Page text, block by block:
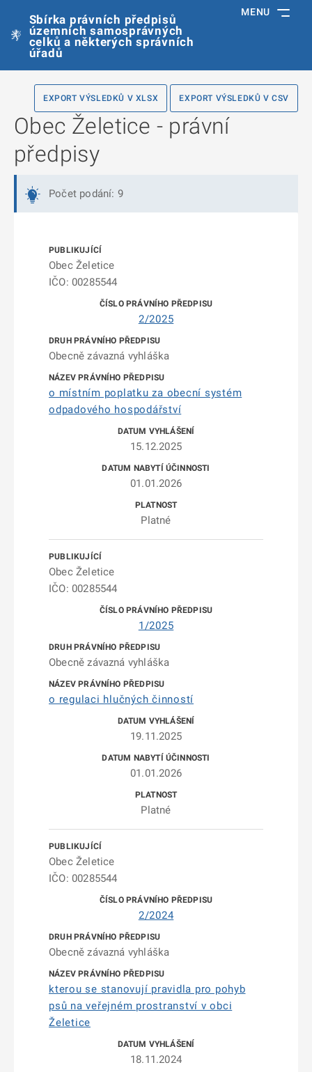
Sbírka právních předpisů
územních samosprávných
celků a některých správních
úřadů
MENU
EXPORT VÝSLEDKŮ V XLSX EXPORT VÝSLEDKŮ V CSV
Obec Želetice - právní
předpisy
Počet podání: 9
Obec Želetice
IČO: 00285544
2/2025
Obecně závazná vyhláška
o místním poplatku za obecní systém
odpadového hospodářství
15.12.2025
01.01.2026
Platné
Obec Želetice
IČO: 00285544
1/2025
Obecně závazná vyhláška
o regulaci hlučných činností
19.11.2025
01.01.2026
Platné
Obec Želetice
IČO: 00285544
2/2024
Obecně závazná vyhláška
kterou se stanovují pravidla pro pohyb
psů na veřejném prostranství v obci
Želetice
18.11.2024